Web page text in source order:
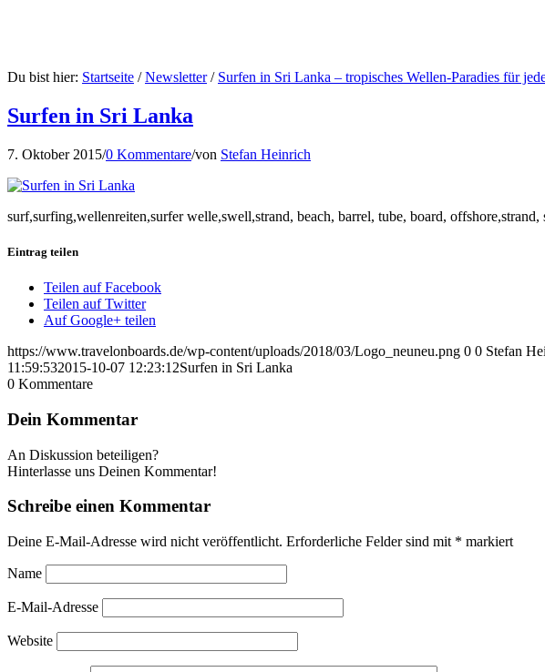
Du bist hier: Startseite / Newsletter / Surfen in Sri Lanka – tropisches Wellen-Paradies für
Surfen in Sri Lanka
7. Oktober 2015/0 Kommentare/von Stefan Heinrich
surf,surfing,wellenreiten,surfer welle,swell,strand, beach, barrel, tube, board,
Eintrag teilen
Teilen auf Facebook
Teilen auf Twitter
Auf Google+ teilen
https://www.travelonboards.de/wp-content/uploads/2018/03/Logo_neuneu.png 0 0 Stefan
11:59:532015-10-07 12:23:12Surfen in Sri Lanka
0 Kommentare
Dein Kommentar
An Diskussion beteiligen?
Hinterlasse uns Deinen Kommentar!
Schreibe einen Kommentar
Deine E-Mail-Adresse wird nicht veröffentlicht. Erforderliche Felder sind mit * markiert
Name
E-Mail-Adresse
Website